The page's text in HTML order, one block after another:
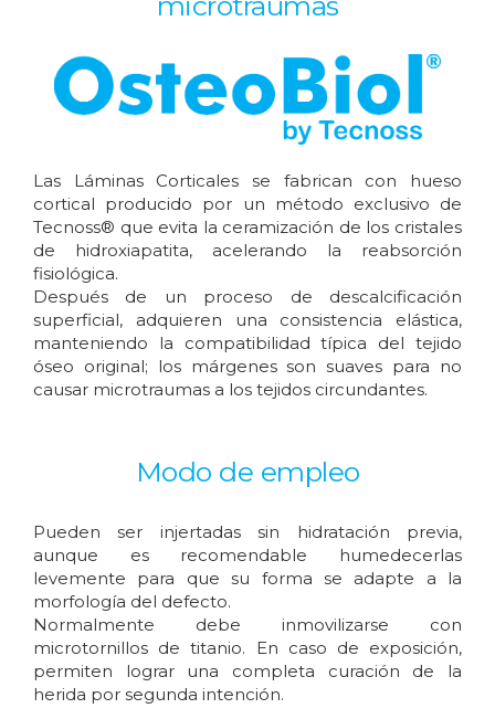
Las Láminas Corticales se fabrican con hueso
cortical producido por un método exclusivo de
Tecnoss® que evita la ceramización de los cristales
de hidroxiapatita, acelerando la reabsorción
fisiológica.
Después de un proceso de descalcificación
superficial, adquieren una consistencia elástica,
manteniendo la compatibilidad típica del tejido
óseo original; los márgenes son suaves para no
causar microtraumas a los tejidos circundantes.
Modo de empleo
Pueden ser injertadas sin hidratación previa,
aunque es recomendable humedecerlas
levemente para que su forma se adapte a la
morfología del defecto.
Normalmente debe inmovilizarse con
microtornillos de titanio. En caso de exposición,
permiten lograr una completa curación de la
herida por segunda intención.